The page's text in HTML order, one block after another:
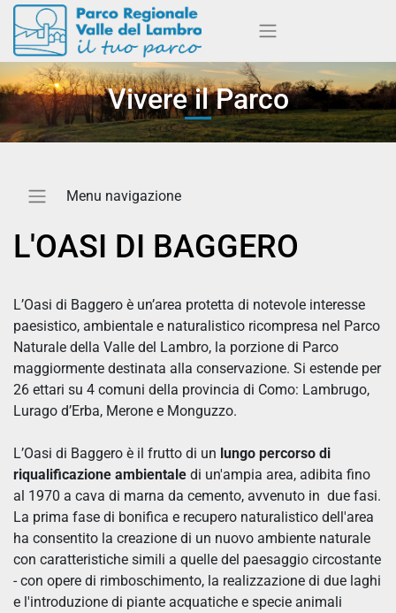
Vivere il Parco
L'OASI DI BAGGERO
L’Oasi di Baggero è un’area protetta di notevole interesse
paesistico, ambientale e naturalistico ricompresa nel Parco
Naturale della Valle del Lambro, la porzione di Parco
maggiormente destinata alla conservazione. Si estende per
26 ettari su 4 comuni della provincia di Como: Lambrugo,
Lurago d’Erba, Merone e Monguzzo.
L’Oasi di Baggero è il frutto di un lungo percorso di
riqualificazione ambientale di un'ampia area, adibita fino
al 1970 a cava di marna da cemento, avvenuto in due fasi.
La prima fase di bonifica e recupero naturalistico dell'area
ha consentito la creazione di un nuovo ambiente naturale
con caratteristiche simili a quelle del paesaggio circostante
- con opere di rimboschimento, la realizzazione di due laghi
e l'introduzione di piante acquatiche e specie animali